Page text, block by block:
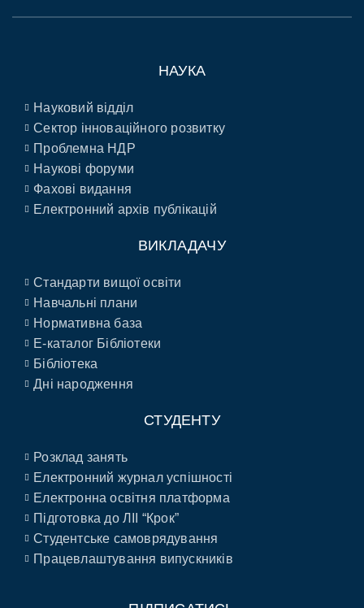
НАУКА
Науковий відділ
Сектор інноваційного розвитку
Проблемна НДР
Наукові форуми
Фахові видання
Електронний архів публікацій
ВИКЛАДАЧУ
Стандарти вищої освіти
Навчальні плани
Нормативна база
E-каталог Бібліотеки
Бібліотека
Дні народження
СТУДЕНТУ
Розклад занять
Електронний журнал успішності
Електронна освітня платформа
Підготовка до ЛІІ “Крок”
Студентське самоврядування
Працевлаштування випускників